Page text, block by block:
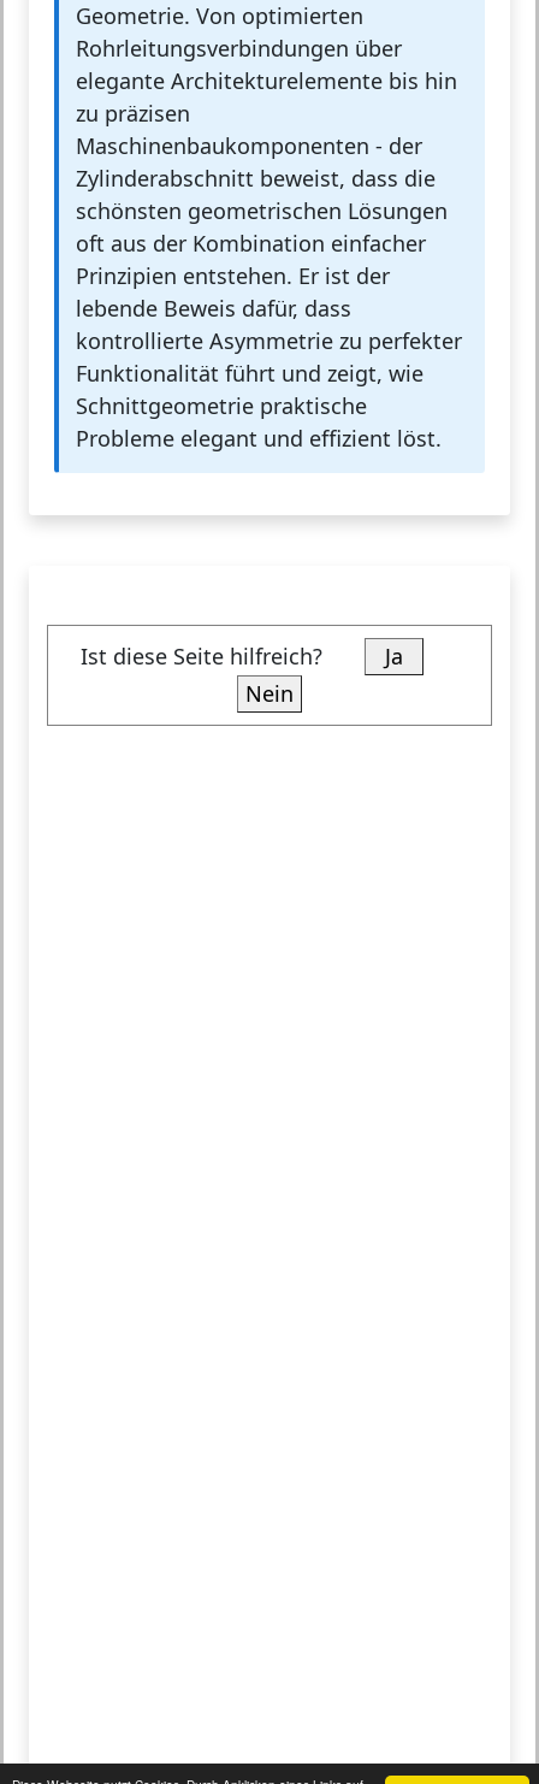
Geometrie. Von optimierten
Rohrleitungsverbindungen über
elegante Architekturelemente bis hin
zu präzisen
Maschinenbaukomponenten - der
Zylinderabschnitt beweist, dass die
schönsten geometrischen Lösungen
oft aus der Kombination einfacher
Prinzipien entstehen. Er ist der
lebende Beweis dafür, dass
kontrollierte Asymmetrie zu perfekter
Funktionalität führt und zeigt, wie
Schnittgeometrie praktische
Probleme elegant und effizient löst.
Ist diese Seite hilfreich?
Ja
Nein